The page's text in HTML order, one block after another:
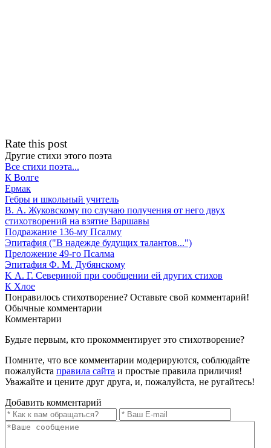
Rate this post
Другие стихи этого поэта
Все стихи поэта...
К Волге
Ермак
Гебры и школьный учитель
В. А. Жуковскому по случаю получения от него двух
стихотворений на взятие Варшавы
Подражание 136-му Псалму
Эпитафия ("В надежде будущих талантов...")
Преложение 49-го Псалма
Эпитафия Ф. М. Дубянскому
K А. Г. Севериной при сообщении ей других стихов
К Хлое
Понравилось стихотворение? Оставьте свой комментарий!
Обычные комментарии
Комментарии
Будьте первым, кто прокомментирует это стихотворение?
Помните, что все комментарии модерируются, соблюдайте
пожалуйста правила сайта и простые правила приличия!
Уважайте и цените друг друга, и, пожалуйста, не ругайтесь!
Добавить комментарий